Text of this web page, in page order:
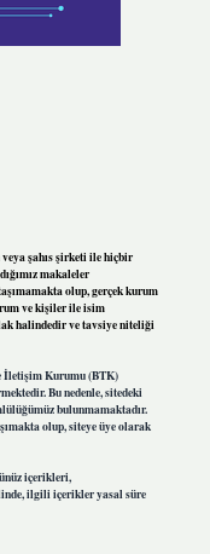
şahıs şirketi ile hiçbir
makaleler
olup, gerçek kurum
ve kişiler ile isim
halindedir ve tavsiye niteliği
İletişim Kurumu (BTK)
Bu nedenle, sitedeki
bulunmamaktadır.
olup, siteye üye olarak
içerikleri,
ilgili içerikler yasal süre